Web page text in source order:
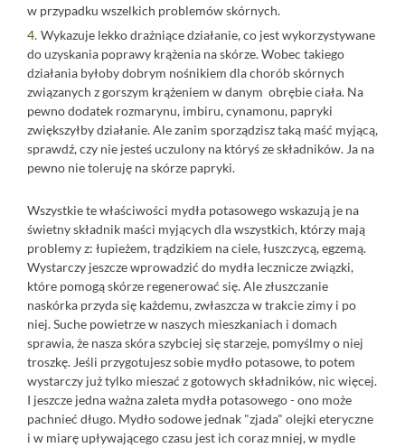
w przypadku wszelkich problemów skórnych.
Wykazuje lekko drażniące działanie, co jest wykorzystywane
do uzyskania poprawy krążenia na skórze. Wobec takiego
działania byłoby dobrym nośnikiem dla chorób skórnych
związanych z gorszym krążeniem w danym obrębie ciała. Na
pewno dodatek rozmarynu, imbiru, cynamonu, papryki
zwiększyłby działanie. Ale zanim sporządzisz taką maść myjącą,
sprawdź, czy nie jesteś uczulony na któryś ze składników. Ja na
pewno nie toleruję na skórze papryki.
Wszystkie te właściwości mydła potasowego wskazują je na
świetny składnik maści myjących dla wszystkich, którzy mają
problemy z: łupieżem, trądzikiem na ciele, łuszczycą, egzemą.
Wystarczy jeszcze wprowadzić do mydła lecznicze związki,
które pomogą skórze regenerować się. Ale złuszczanie
naskórka przyda się każdemu, zwłaszcza w trakcie zimy i po
niej. Suche powietrze w naszych mieszkaniach i domach
sprawia, że nasza skóra szybciej się starzeje, pomyślmy o niej
troszkę. Jeśli przygotujesz sobie mydło potasowe, to potem
wystarczy już tylko mieszać z gotowych składników, nic więcej.
I jeszcze jedna ważna zaleta mydła potasowego - ono może
pachnieć długo. Mydło sodowe jednak "zjada" olejki eteryczne
i w miarę upływającego czasu jest ich coraz mniej, w mydle